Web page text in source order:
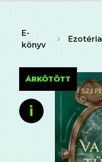
E-
könyv
Ezotéria
ÁRKÖTÖTT
i